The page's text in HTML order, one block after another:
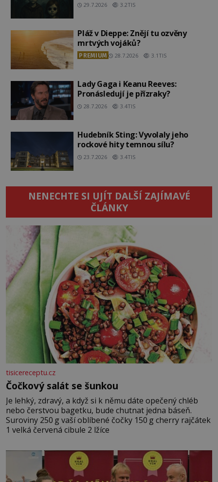
29.7.2026 3.2TIS
Pláž v Dieppe: Znějí tu ozvěny
mrtvých vojáků?
PREMIUM 28.7.2026 3.1TIS
Lady Gaga i Keanu Reeves:
Pronásledují je přízraky?
28.7.2026 3.4TIS
Hudebník Sting: Vyvolaly jeho
rockové hity temnou sílu?
23.7.2026 3.4TIS
NENECHTE SI UJÍT DALŠÍ ZAJÍMAVÉ
ČLÁNKY
tisicereceptu.cz
Čočkový salát se šunkou
Je lehký, zdravý, a když si k němu dáte opečený chléb
nebo čerstvou bagetku, bude chutnat jedna báseň.
Suroviny 250 g vaší oblíbené čočky 150 g cherry rajčátek
1 velká červená cibule 2 lžíce